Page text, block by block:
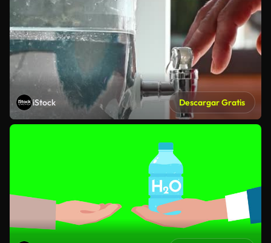
iStock Descargar Gratis